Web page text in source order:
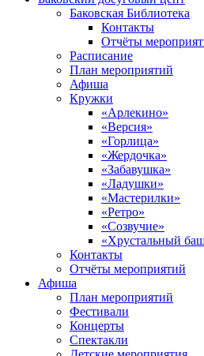
Баковская Библиотека
Контакты
Отчёты
Расписание
План мероприятий
Афиша
Кружки
«Арлекино»
«Версия»
«Горлица»
«Жердочка»
«Забавушка»
«Ладушки»
«Мастерилки»
«Ретро»
«Созвучие»
«Хрустальный
Контакты
Отчёты мероприятий
Афиша
План мероприятий
Фестивали
Концерты
Спектакли